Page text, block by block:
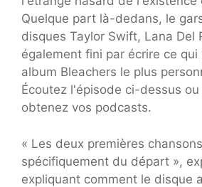
Quelque part là-dedans, le
disques Taylor Swift, Lana Del
également fini par écrire ce
album Bleachers le plus
Écoutez l'épisode ci-dessus
obtenez vos podcasts.
« Les deux premières
spécifiquement du départ »,
expliquant comment le disque